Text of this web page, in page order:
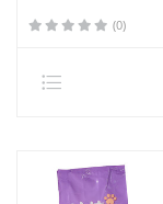
(0)